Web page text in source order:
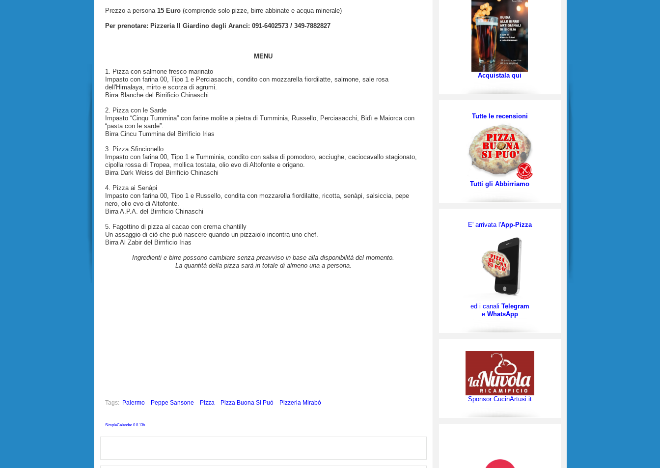
Prezzo a persona 15 Euro(comprende solo pizze, birre abbinate e acqua minerale)
Per prenotare: Pizzeria Il Giardino degli Aranci: 091-6402573 / 349-7882827
MENU
1. Pizza con salmone fresco marinato
Impasto con farina 00, Tipo 1 e Perciasacchi, condito con mozzarella fiordilatte, salmone, sale rosa
dell'Himalaya, mirto e scorza di agrumi.
Birra Blanche del Birrificio Chinaschi
2. Pizza con le Sarde
Impasto “Cinqu Tummina” con farine molite a pietra di Tumminia, Russello, Perciasacchi, Bidì e Maiorca con
“pasta con le sarde”.
Birra Cincu Tummina del Birrificio Irias
3. Pizza Sfincionello
Impasto con farina 00, Tipo 1 e Tumminia, condito con salsa di pomodoro, acciughe, caciocavallo stagionato,
cipolla rossa di Tropea, mollica tostata, olio evo di Altofonte e origano.
Birra Dark Weiss del Birrificio Chinaschi
4. Pizza ai Senàpi
Impasto con farina 00, Tipo 1 e Russello, condita con mozzarella fiordilatte, ricotta, senàpi, salsiccia, pepe
nero, olio evo di Altofonte.
Birra A.P.A. del Birrificio Chinaschi
5. Fagottino di pizza al cacao con crema chantilly
Un assaggio di ciò che può nascere quando un pizzaiolo incontra uno chef.
Birra Al Zabir del Birrificio Irias
Ingredienti e birre possono cambiare senza preavviso in base alla disponibilità del momento.
La quantità della pizza sarà in totale di almeno una a persona.
Tags: Palermo Peppe Sansone Pizza Pizza Buona Si Può Pizzeria Mirabò
SimpleCalendar 0.8.13b
Acquistala qui
Tutte le recensioni
Tutti gli Abbirriamo
E' arrivata l'App-Pizza
ed i canali Telegram
e WhatsApp
Sponsor CucinArtusi.it